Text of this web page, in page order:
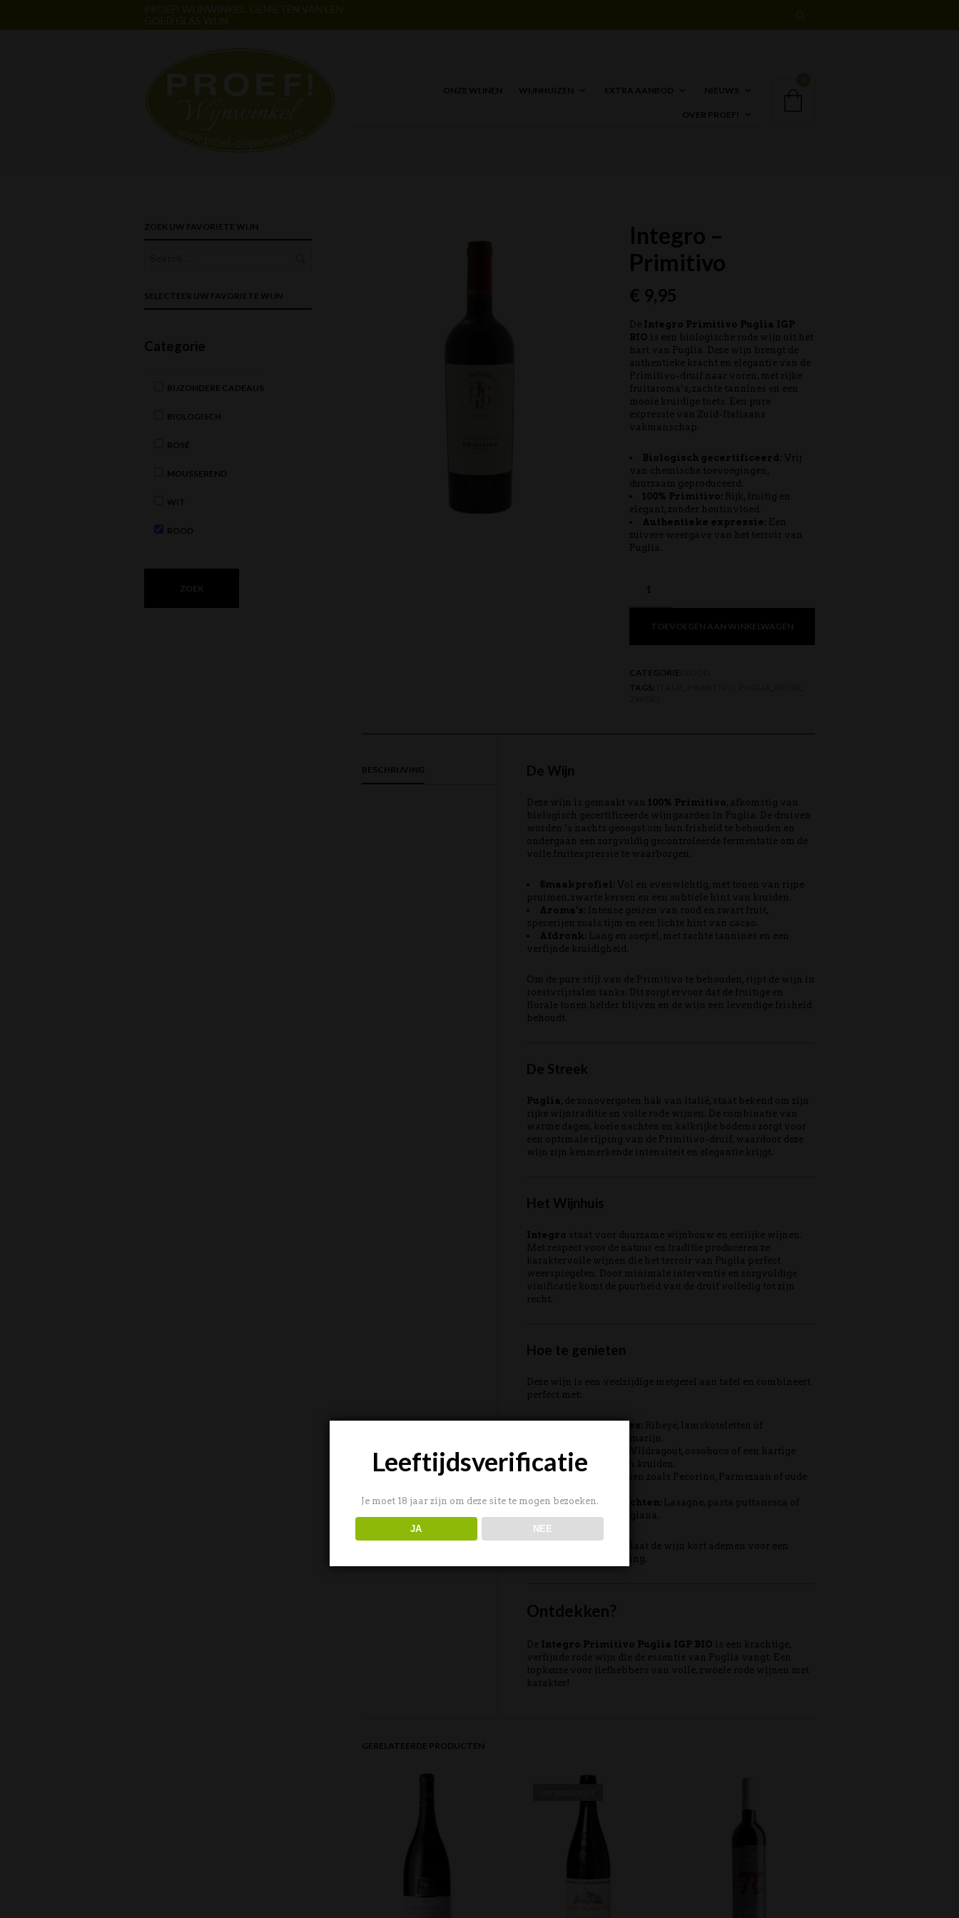
PROEF! WIJNWINKEL. GENIETEN VAN EEN
GOED GLAS WIJN
ONZE WIJNEN WIJNHUIZEN EXTRA AANBOD NIEUWS
OVER PROEF!
Integro –
Primitivo
€ 9,95
De Integro Primitivo Puglia IGP
BIO is een biologische rode wijn uit het
hart van Puglia. Deze wijn brengt de
authentieke kracht en elegantie van de
Primitivo-druif naar voren, met rijke
fruitaroma’s, zachte tannines en een
mooie kruidige toets. Een pure
expressie van Zuid-Italiaans
vakmanschap.
Biologisch gecertificeerd: Vrij
van chemische toevoegingen,
duurzaam geproduceerd.
100% Primitivo: Rijk, fruitig en
elegant, zonder houtinvloed.
Authentieke expressie: Een
zuivere weergave van het terroir van
Puglia.
TOEVOEGEN AAN WINKELWAGEN
CATEGORIE:
TAGS:
, , ,
,
BESCHRIJVING De Wijn
Deze wijn is gemaakt van 100% Primitivo, afkomstig van
biologisch gecertificeerde wijngaarden in Puglia. De druiven
worden ’s nachts geoogst om hun frisheid te behouden en
ondergaan een zorgvuldig gecontroleerde fermentatie om de
volle fruitexpressie te waarborgen.
Smaakprofiel: Vol en evenwichtig, met tonen van rijpe
pruimen, zwarte kersen en een subtiele hint van kruiden.
Aroma’s: Intense geuren van rood en zwart fruit,
specerijen zoals tijm en een lichte hint van cacao.
Afdronk: Lang en soepel, met zachte tannines en een
verfijnde kruidigheid.
Om de pure stijl van de Primitivo te behouden, rijpt de wijn in
roestvrijstalen tanks. Dit zorgt ervoor dat de fruitige en
florale tonen helder blijven en de wijn een levendige frisheid
behoudt.
De Streek
Puglia, de zonovergoten hak van Italië, staat bekend om zijn
rijke wijntraditie en volle rode wijnen. De combinatie van
warme dagen, koele nachten en kalkrijke bodems zorgt voor
een optimale rijping van de Primitivo-druif, waardoor deze
wijn zijn kenmerkende intensiteit en elegantie krijgt.
Het Wijnhuis
Integro staat voor duurzame wijnbouw en eerlijke wijnen.
Met respect voor de natuur en traditie produceren ze
karaktervolle wijnen die het terroir van Puglia perfect
weerspiegelen. Door minimale interventie en zorgvuldige
vinificatie komt de puurheid van de druif volledig tot zijn
recht.
Hoe te genieten
Deze wijn is een veelzijdige metgezel aan tafel en combineert
perfect met:
Gegrild rood vlees: Ribeye, lamskoteletten of
varkenshaas met rozemarijn.
Stoofgerechten:
Wildragout, ossobuco of een hartige
stoofpot met tomaat en kruiden.
Gerijpte kazen zoals Pecorino, Parmezaan of oude
Pasta & ovengerechten: Lasagne, pasta puttanesca of
melanzane alla parmigiana.
en laat de wijn kort ademen voor een
optimale smaakbeleving.
Ontdekken?
De Integro Primitivo Puglia IGP BIO is een krachtige,
verfijnde rode wijn die de essentie van Puglia vangt. Een
topkeuze voor liefhebbers van volle, zwoele rode wijnen met
karakter!
GERELATEERDE PRODUCTEN
ZOEK UW FAVORIETE WIJN
SELECTEER UW FAVORIETE WIJN
Categorie
BIJZONDERE CADEAUS
BIOLOGISCH
ROSÉ
MOUSSEREND
WIT
ROOD
Leeftijdsverificatie
Je moet 18 jaar zijn om deze site te mogen bezoeken.
JA NEE